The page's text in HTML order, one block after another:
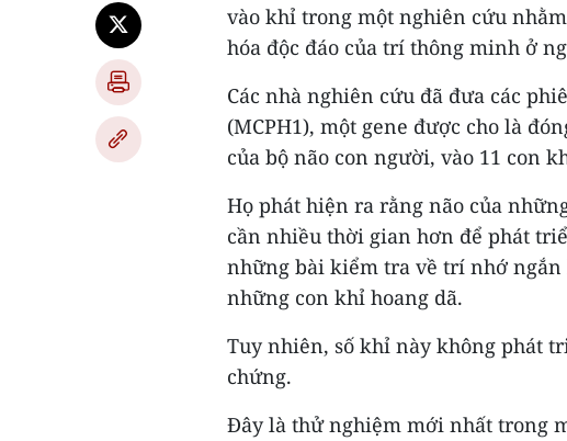
vào khỉ trong một nghiên cứu
hóa độc đáo của trí thông minh ở
Các nhà nghiên cứu đã đưa các
(MCPH1), một gene được cho là
của bộ não con người, vào 11 con
Họ phát hiện ra rằng não của
cần nhiều thời gian hơn để phát
những bài kiểm tra về trí nhớ
những con khỉ hoang dã.
Tuy nhiên, số khỉ này không phát
chứng.
Đây là thử nghiệm mới nhất trong